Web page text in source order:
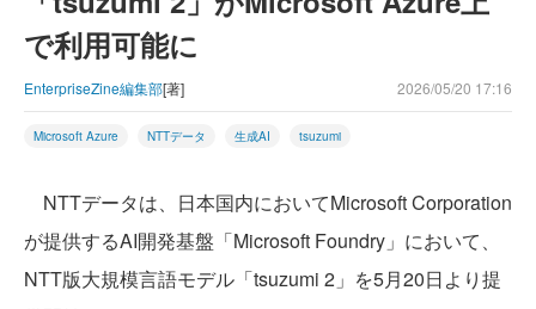
で利用可能に
EnterpriseZine編集部[著] 2026/05/20 17:16
Microsoft Azure NTTデータ 生成AI tsuzumi
NTTデータは、日本国内においてMicrosoft Corporation
が提供するAI開発基盤「Microsoft Foundry」において、
NTT版大規模言語モデル「tsuzumi 2」を5月20日より提